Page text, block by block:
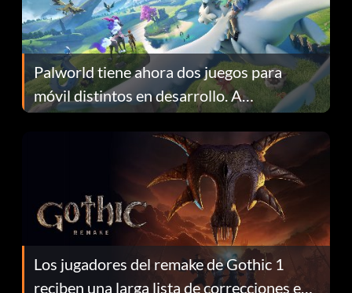
Palworld tiene ahora dos juegos para
móvil distintos en desarrollo. A
continuación te explicamos por qué.
Los jugadores del remake de Gothic 1
reciben una larga lista de correcciones en